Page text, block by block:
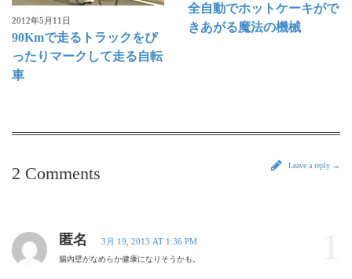
2012年5月11日
90Kmで走るトラックをぴ
ったりマークして走る自転
車
全自動でホットケーキがで
きあがる魔法の機械
2 Comments Leave a reply →
匿名 3月 19, 2013 AT 1:36 PM
腸内壁がなめらか健康になりそうかも。